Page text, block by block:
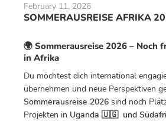
February 11, 2026
SOMMERAUSREISE AFRIKA
🌍 Sommerausreise 2026 – Noch
in Afrika
Du möchtest dich international
übernehmen und neue Perspektiven
Sommerausreise 2026 sind noch
Projekten in Uganda 🇺🇬 und